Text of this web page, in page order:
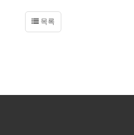
목록